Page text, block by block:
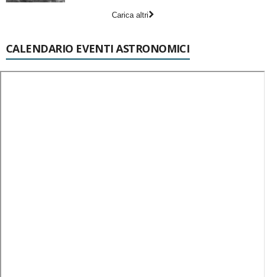
Carica altri
CALENDARIO EVENTI ASTRONOMICI